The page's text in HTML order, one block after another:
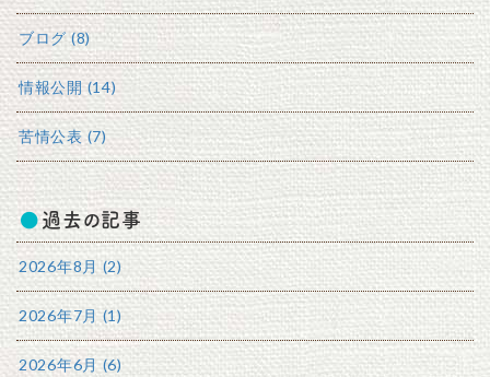
ブログ (8)
情報公開 (14)
苦情公表 (7)
過去の記事
2026年8月 (2)
2026年7月 (1)
2026年6月 (6)